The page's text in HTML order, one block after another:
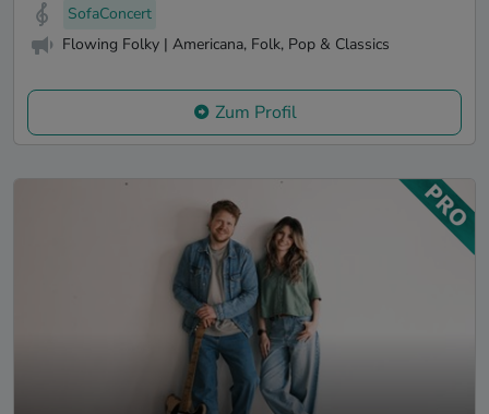
SofaConcert
Flowing Folky | Americana, Folk, Pop & Classics
Zum Profil